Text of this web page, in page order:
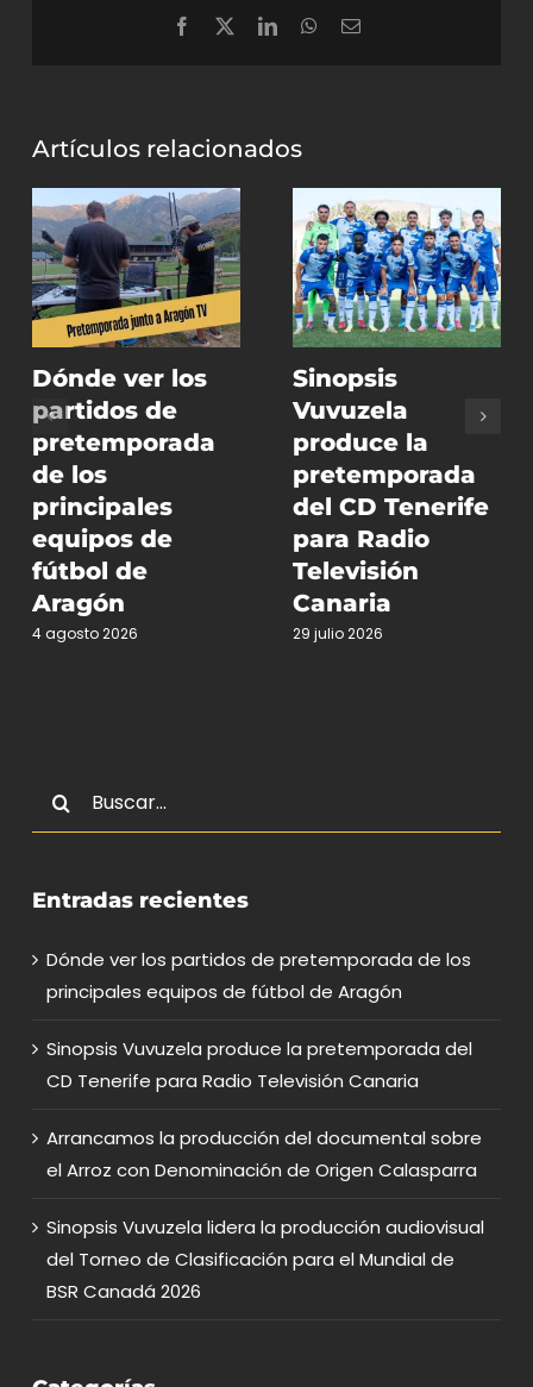
Facebook LinkedInWhatsApp
Correo
Artículos relacionados
Dónde ver los
partidos de
pretemporada
de los
principales
equipos de
fútbol de
Aragón
4 agosto 2026
Sinopsis
Vuvuzela
produce la
pretemporada
del CD Tenerife
para Radio
Televisión
Canaria
29 julio 2026
Entradas recientes
Dónde ver los partidos de pretemporada de los
principales equipos de fútbol de Aragón
Sinopsis Vuvuzela produce la pretemporada del
CD Tenerife para Radio Televisión Canaria
Arrancamos la producción del documental sobre
el Arroz con Denominación de Origen Calasparra
Sinopsis Vuvuzela lidera la producción audiovisual
del Torneo de Clasificación para el Mundial de
BSR Canadá 2026